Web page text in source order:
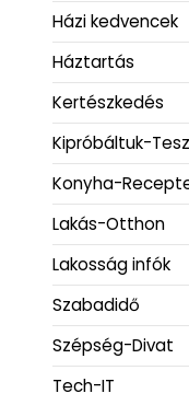
Házi kedvencek
Háztartás
Kertészkedés
Kipróbáltuk-
Konyha-
Lakás-Otthon
Lakosság infók
Szabadidő
Szépség-Divat
Tech-IT